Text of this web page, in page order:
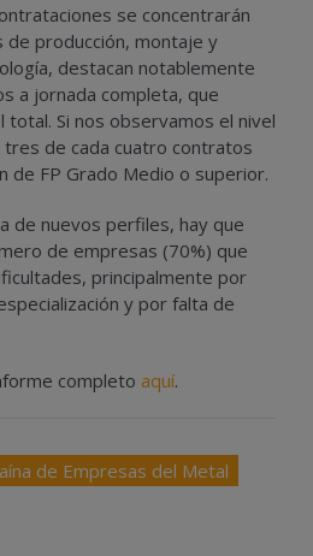
se concentrarán
producción, montaje y
destacan notablemente
a jornada completa, que
Si nos observamos el nivel
de cada cuatro contratos
de FP Grado Medio o superior.
de nuevos perfiles, hay que
de empresas (70%) que
principalmente por
y por falta de
completo aquí.
de Empresas del Metal